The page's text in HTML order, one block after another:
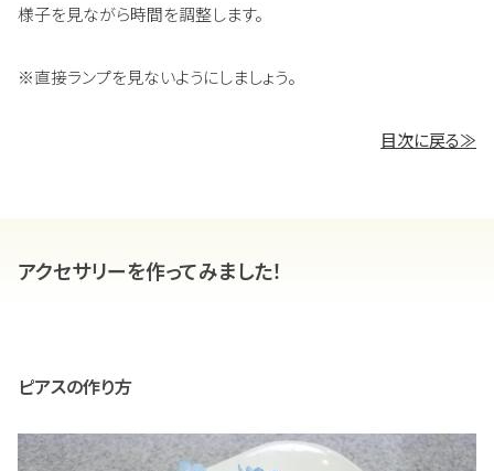
様子を見ながら時間を調整します。
※直接ランプを見ないようにしましょう。
目次に戻る≫
アクセサリーを作ってみました！
ピアスの作り方